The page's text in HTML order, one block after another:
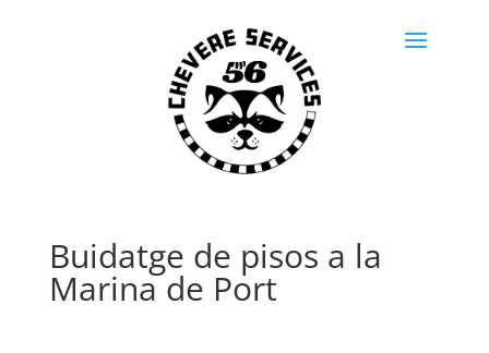
Buidatge de pisos a la
Marina de Port